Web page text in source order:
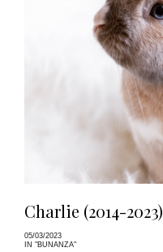
Charlie (2014-2023)
05/03/2023
IN "BUNANZA"